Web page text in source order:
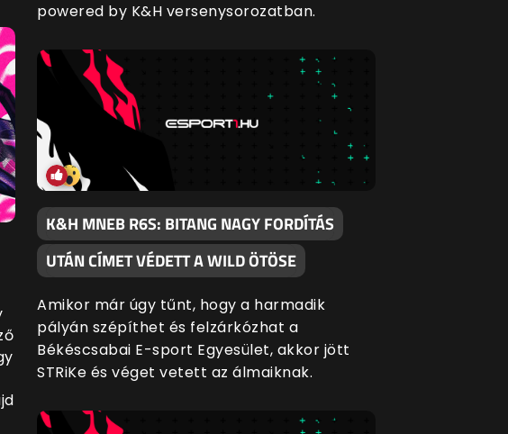
powered by K&H versenysorozatban.
K&H MNEB R6S: BITANG NAGY FORDÍTÁS
UTÁN CÍMET VÉDETT A WILD ÖTÖSE
Amikor már úgy tűnt, hogy a harmadik
pályán szépíthet és felzárkózhat a
Békéscsabai E-sport Egyesület, akkor jött
STRiKe és véget vetett az álmaiknak.